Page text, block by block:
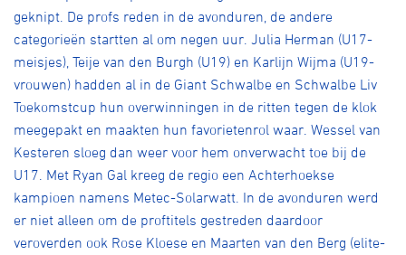
geknipt. De profs reden in de avonduren, de andere
categorieën startten al om negen uur. Julia Herman (U17-
meisjes), Teije van den Burgh (U19) en Karlijn Wijma (U19-
vrouwen) hadden al in de Giant Schwalbe en Schwalbe Liv
Toekomstcup hun overwinningen in de ritten tegen de klok
meegepakt en maakten hun favorietenrol waar. Wessel van
Kesteren sloeg dan weer voor hem onverwacht toe bij de
U17. Met Ryan Gal kreeg de regio een Achterhoekse
kampioen namens Metec-Solarwatt. In de avonduren werd
er niet alleen om de proftitels gestreden daardoor
veroverden ook Rose Kloese en Maarten van den Berg (elite-